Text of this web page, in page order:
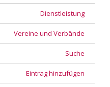
Dienstleistung
Vereine und Verbände
Suche
Eintrag hinzufügen